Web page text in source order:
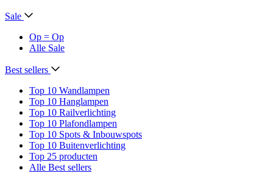
Sale
Op = Op
Alle Sale
Best sellers
Top 10 Wandlampen
Top 10 Hanglampen
Top 10 Railverlichting
Top 10 Plafondlampen
Top 10 Spots & Inbouwspots
Top 10 Buitenverlichting
Top 25 producten
Alle Best sellers